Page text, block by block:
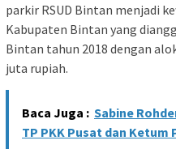
parkir RSUD Bintan menjadi
Kabupaten Bintan yang
Bintan tahun 2018 dengan
juta rupiah.
Baca Juga : Sabine
TP PKK Pusat dan